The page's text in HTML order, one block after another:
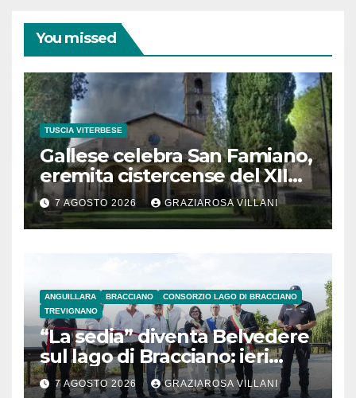
You missed
TUSCIA VITERBESE
Gallese celebra San Famiano,
eremita cistercense del XII
secolo
7 AGOSTO 2026 GRAZIAROSA VILLANI
ANGUILLARA BRACCIANO
CONSORZIO LAGO DI BRACCIANO
TREVIGNANO
“La sedia” diventa Belvedere
sul lago di Bracciano: ieri
l’inaugurazione
7 AGOSTO 2026 GRAZIAROSA VILLANI